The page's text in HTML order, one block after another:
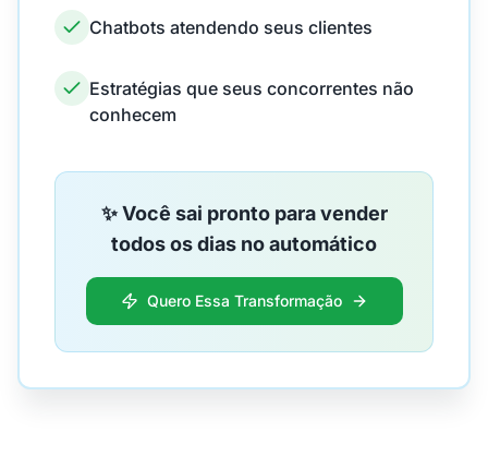
Chatbots atendendo seus clientes
Estratégias que seus concorrentes não
conhecem
✨ Você sai pronto para vender
todos os dias no automático
Quero Essa Transformação